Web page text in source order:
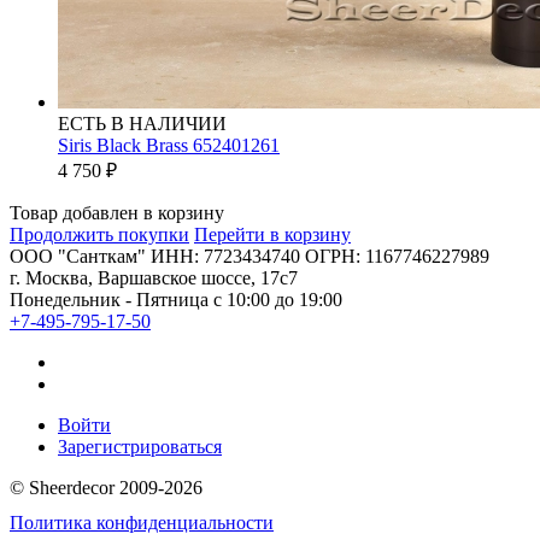
ЕСТЬ В НАЛИЧИИ
Siris Black Brass 652401261
4 750 ₽
Товар добавлен в корзину
Продолжить покупки Перейти в корзину
ООО "Санткам" ИНН: 7723434740 ОГРН: 1167746227989
г. Москва, Варшавское шоссе, 17с7
Понедельник - Пятница с 10:00 до 19:00
+7-495-795-17-50
Войти
Зарегистрироваться
© Sheerdecor 2009-2026
Политика конфиденциальности